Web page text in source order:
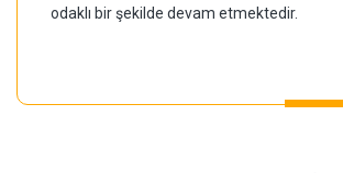
odaklı bir şekilde devam etmektedir.